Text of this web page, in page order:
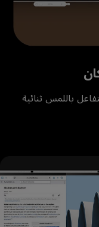
باللمس ثنائية